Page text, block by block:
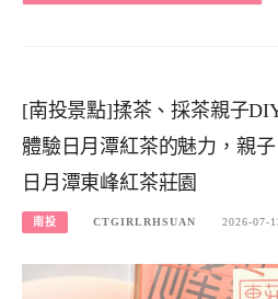
[南投景點]揉茶、採茶親子
體驗日月潭紅茶的魅力，親子
日月潭東峰紅茶莊園
南投 CTGIRLRHSUAN 2026-07-